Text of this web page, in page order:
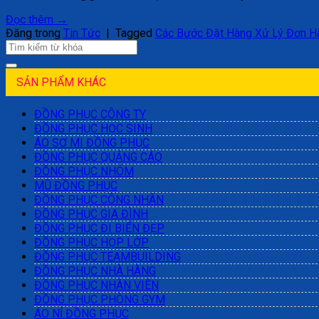
Đọc thêm →
Đăng trong Tin Tức Tagged Các Bước Đặt Hàng Xử Lý Đơn
SẢN PHẨM KHÁC
ĐỒNG PHỤC CÔNG TY
ĐỒNG PHỤC HỌC SINH
ÁO SƠ MI ĐỒNG PHỤC
ĐỒNG PHỤC QUẢNG CÁO
ĐỒNG PHỤC NHÓM
MŨ ĐỒNG PHỤC
ĐỒNG PHỤC CÔNG NHÂN
ĐỒNG PHỤC GIA ĐÌNH
ĐỒNG PHỤC ĐI BIỂN ĐẸP
ĐỒNG PHỤC HỌP LỚP
ĐỒNG PHỤC TEAMBUILDING
ĐỒNG PHỤC NHÀ HÀNG
ĐỒNG PHỤC NHÂN VIÊN
ĐỒNG PHỤC PHÒNG GYM
ÁO NỈ ĐỒNG PHỤC